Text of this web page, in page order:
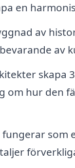
en
av
av
skapa
om hur den
som